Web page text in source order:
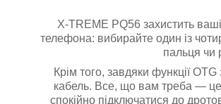
X-TREME PQ56 захистить
телефона: вибирайте один із
пальця чи
Крім того, завдяки функції
кабель. Все, що вам треба — це
спокійно підключатися до